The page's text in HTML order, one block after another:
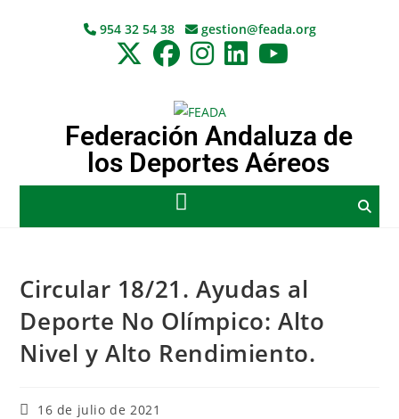
954 32 54 38 gestion@feada.org
Federación Andaluza de
los Deportes Aéreos
Circular 18/21. Ayudas al
Deporte No Olímpico: Alto
Nivel y Alto Rendimiento.
16 de julio de 2021